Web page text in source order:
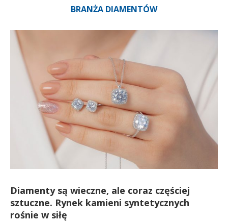
BRANŻA DIAMENTÓW
Diamenty są wieczne, ale coraz częściej
sztuczne. Rynek kamieni syntetycznych
rośnie w siłę